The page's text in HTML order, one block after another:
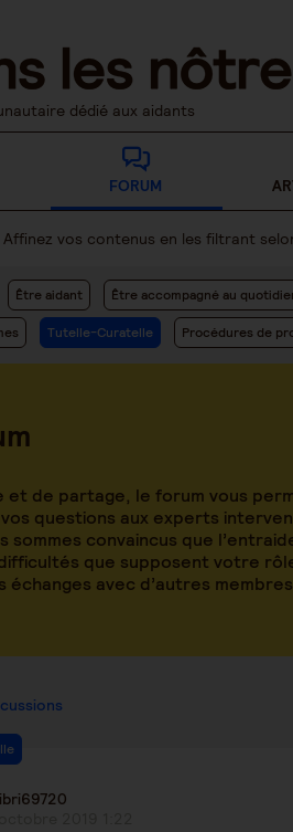
dédié aux aidants
FORUM
Affinez vos contenus en les filtrant
Être aidant Être accompagné au
Tutelle-Curatelle Procédures de
et de partage, le forum vous
questions aux experts
sommes convaincus que
que supposent votre
échanges avec d’autres